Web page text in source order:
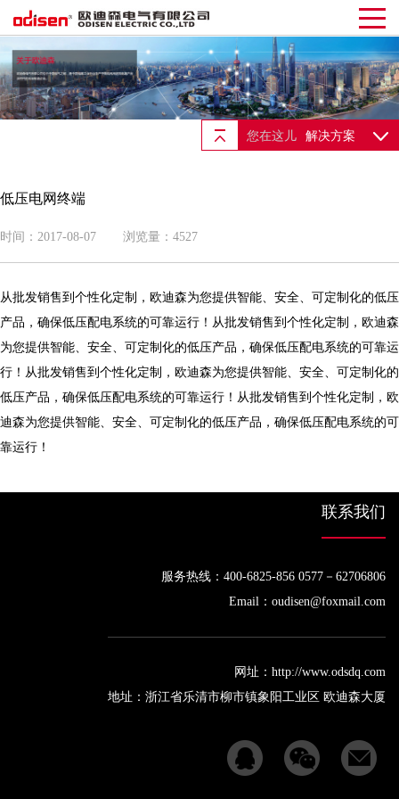
您在这儿 解决方案
低压电网终端
时间：2017-08-07 浏览量：4527
从批发销售到个性化定制，欧迪森为您提供智能、安全、可定制化的低压
产品，确保低压配电系统的可靠运行！从批发销售到个性化定制，欧迪森
为您提供智能、安全、可定制化的低压产品，确保低压配电系统的可靠运
行！从批发销售到个性化定制，欧迪森为您提供智能、安全、可定制化的
低压产品，确保低压配电系统的可靠运行！从批发销售到个性化定制，欧
迪森为您提供智能、安全、可定制化的低压产品，确保低压配电系统的可
靠运行！
联系我们
服务热线：400-6825-856 0577－62706806
Email：oudisen@foxmail.com
网址：http://www.odsdq.com
地址：浙江省乐清市柳市镇象阳工业区 欧迪森大厦